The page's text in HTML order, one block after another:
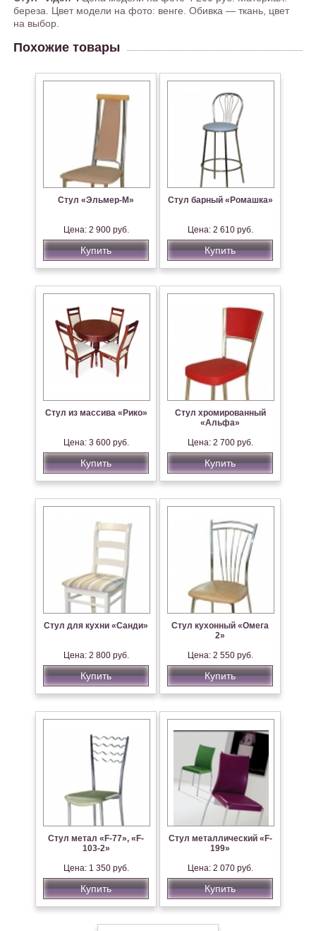
береза. Цвет модели на фото: венге. Обивка — ткань, цвет
на выбор.
Похожие товары
Стул «Эльмер-М»
Цена: 2 900 руб.
Купить
Стул барный «Ромашка»
Цена: 2 610 руб.
Купить
Стул из массива «Рико»
Цена: 3 600 руб.
Купить
Стул хромированный
«Альфа»
Цена: 2 700 руб.
Купить
Стул для кухни «Санди»
Цена: 2 800 руб.
Купить
Стул кухонный «Омега
2»
Цена: 2 550 руб.
Купить
Стул метал «F-77», «F-
103-2»
Цена: 1 350 руб.
Купить
Стул металлический «F-
199»
Цена: 2 070 руб.
Купить